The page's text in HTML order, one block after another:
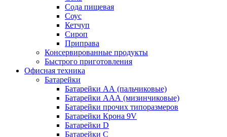
Сода пищевая
Соус
Кетчуп
Сироп
Приправа
Консервированные продукты
Быстрого приготовления
Офисная техника
Батарейки
Батарейки АА (пальчиковые)
Батарейки ААА (мизинчиковые)
Батарейки прочих типоразмеров
Батарейки Крона 9V
Батарейки D
Батарейки С